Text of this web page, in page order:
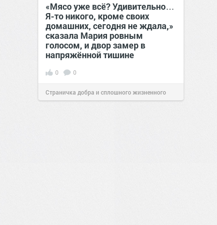
«Мясо уже всё? Удивительно…
Я-то никого, кроме своих
домашних, сегодня не ждала,»
сказала Мария ровным
голосом, и двор замер в
напряжённой тишине
0 0
Страничка добра и сплошного жизненного